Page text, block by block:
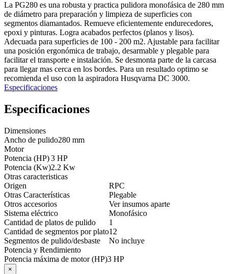
La PG280 es una robusta y practica pulidora monofásica de 280 mm
de diámetro para preparación y limpieza de superficies con
segmentos diamantados. Remueve eficientemente endurecedores,
epoxi y pinturas. Logra acabados perfectos (planos y lisos).
Adecuada para superficies de 100 - 200 m2. Ajustable para facilitar
una posición ergonómica de trabajo, desarmable y plegable para
facilitar el transporte e instalación. Se desmonta parte de la carcasa
para llegar mas cerca en los bordes. Para un resultado optimo se
recomienda el uso con la aspiradora Husqvarna DC 3000.
Especificaciones
Especificaciones
Dimensiones
Ancho de pulido280 mm
Motor
Potencia (HP)3 HP
Potencia (Kw)2.2 Kw
Otras caracteristicas
Origen
RPC
Otras Características
Plegable
Otros accesorios
Ver insumos aparte
Sistema eléctrico
Monofásico
Cantidad de platos de pulido
1
Cantidad de segmentos por plato12
Segmentos de pulido/desbaste
No incluye
Potencia y Rendimiento
Potencia máxima de motor (HP)3 HP
×